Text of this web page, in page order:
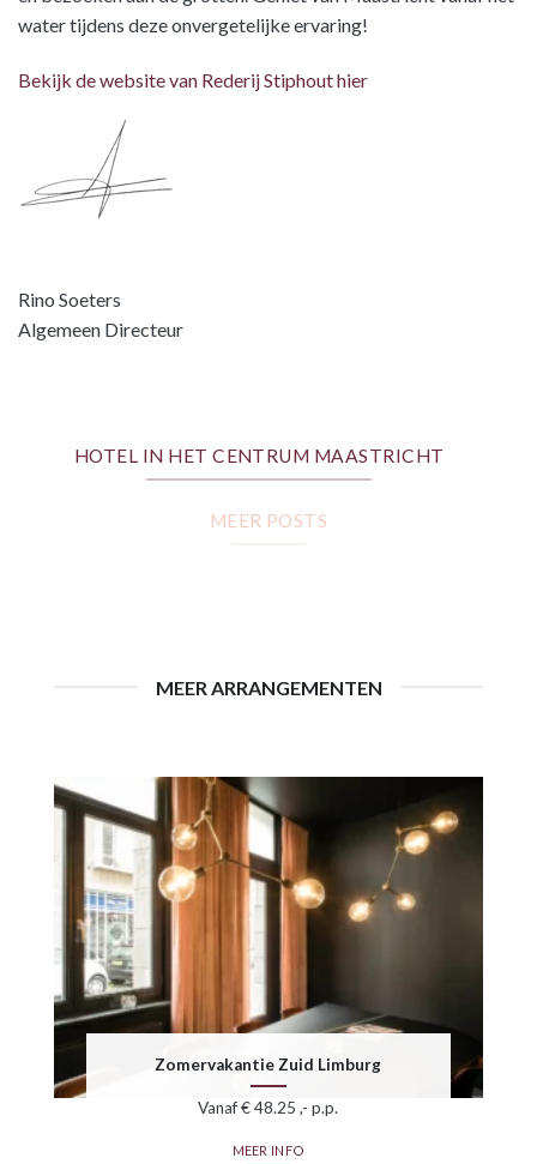
water tijdens deze onvergetelijke ervaring!
Bekijk de website van Rederij Stiphout hier
Rino Soeters
Algemeen Directeur
HOTEL IN HET CENTRUM MAASTRICHT
MEER POSTS
MEER ARRANGEMENTEN
Zomervakantie Zuid Limburg
Vanaf € 48.25 ,- p.p.
MEER INFO